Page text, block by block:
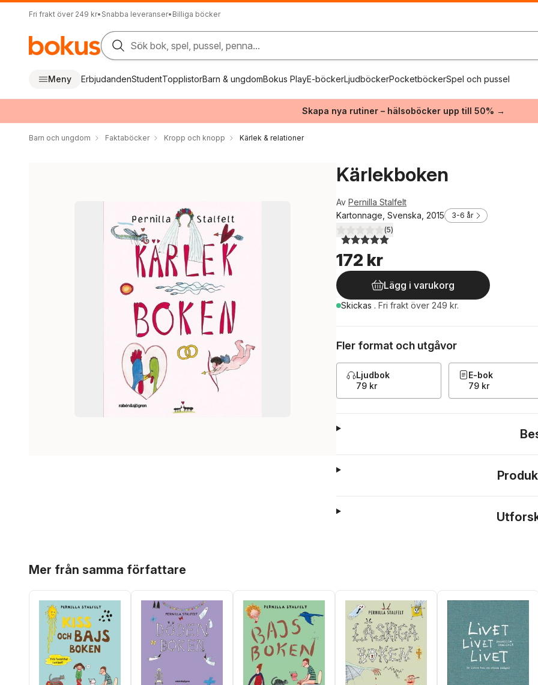
Fri frakt över 249 kr• Snabba leveranser• Billiga böcker
Sök bok, spel, pussel, penna...
Meny ErbjudandenStudentTopplistorBarn & ungdomBokus PlayE-böckerLjudböckerPocketböckerSpel och pussel
Skapa nya rutiner – hälsoböcker upp till 50% →
Barn och ungdom Faktaböcker Kropp och knopp Kärlek & relationer
Kärlekboken
Av Pernilla Stalfelt
Kartonnage, Svenska, 2015
3-6 år
5,0utav 5 stjärnor. Totalt antal röster:
(5)
172 kr
Lägg i varukorg
Skickas . Fri frakt över 249 kr.
Fler format och utgåvor
Ljudbok
79 kr
E-bok
79 kr
Mer från samma författare